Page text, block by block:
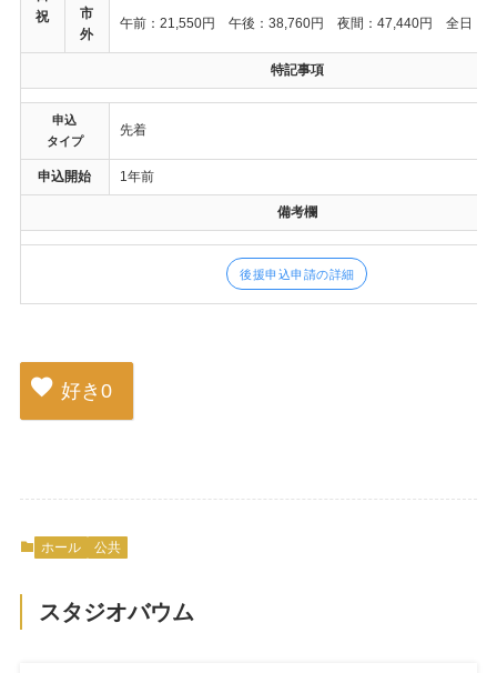
祝
市
外
午前：21,550円 午後：38,760円 夜間：47,440円 全日：
特記事項
申込
タイプ
先着
申込開始 1年前
備考欄
後援申込申請の詳細
好き 0
ホール 公共
スタジオバウム